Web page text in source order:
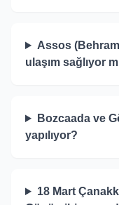
Assos
ulaşım sağlıyor
Bozcaada ve
yapılıyor?
18 Mart